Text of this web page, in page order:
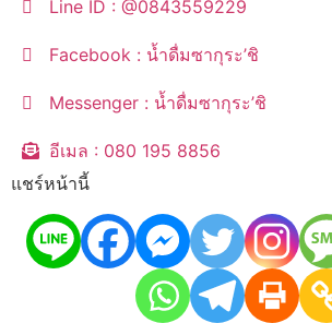
Line ID : @0843559229
Facebook : น้ำดื่มซากุระ’ชิ
Messenger : น้ำดื่มซากุระ’ชิ
อีเมล : 080 195 8856
แชร์หน้านี้